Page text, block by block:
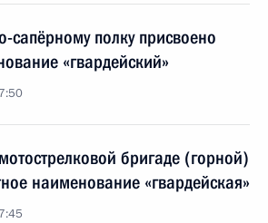
сапёрному полку присвоено
«гвардейский»
бригаде (горной)
наименование «гвардейская»